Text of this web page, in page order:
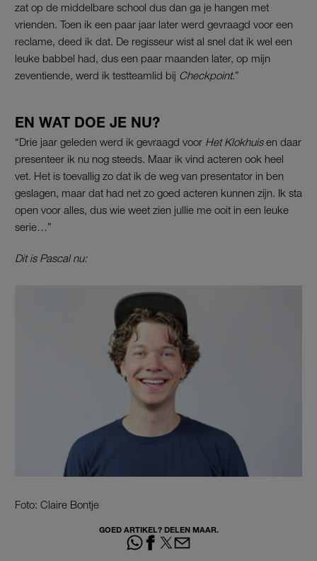
zat op de middelbare school dus dan ga je hangen met
vrienden. Toen ik een paar jaar later werd gevraagd voor een
reclame, deed ik dat. De regisseur wist al snel dat ik wel een
leuke babbel had, dus een paar maanden later, op mijn
zeventiende, werd ik testteamlid bij Checkpoint.”
EN WAT DOE JE NU?
“Drie jaar geleden werd ik gevraagd voor Het Klokhuisen daar
presenteer ik nu nog steeds. Maar ik vind acteren ook heel
vet. Het is toevallig zo dat ik de weg van presentator in ben
geslagen, maar dat had net zo goed acteren kunnen zijn. Ik sta
open voor alles, dus wie weet zien jullie me ooit in een leuke
serie…”
Dit is Pascal nu:
Foto: Claire Bontje
GOED ARTIKEL? DELEN MAAR.